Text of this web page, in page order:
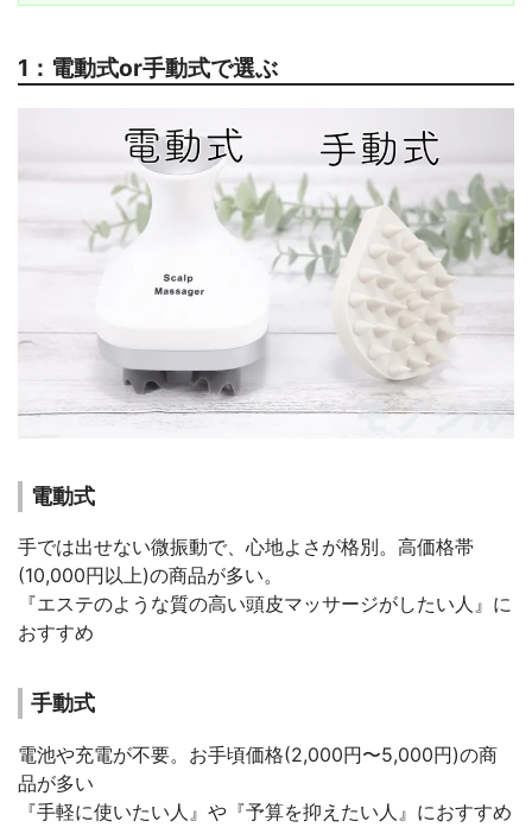
1：電動式or手動式で選ぶ
電動式
手では出せない微振動で、心地よさが格別。高価格帯
(10,000円以上)の商品が多い。
『エステのような質の高い頭皮マッサージがしたい人』に
おすすめ
手動式
電池や充電が不要。お手頃価格(2,000円〜5,000円)の商
品が多い
『手軽に使いたい人』や『予算を抑えたい人』におすすめ